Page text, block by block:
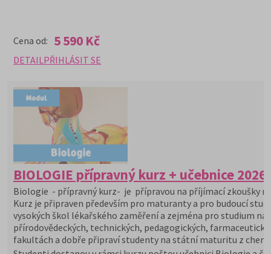
Cena od: 5 590 Kč
DETAILPŘIHLÁSIT SE
BIOLOGIE přípravný kurz + učebnice
Biologie - přípravný kurz- je přípravou na příjímací zkoušky na
Kurz je připraven především pro maturanty a pro budoucí
vysokých škol lékařského zaměření a zejména pro studium na
přírodovědeckých, technických, pedagogických,
fakultách a dobře připraví studenty na státní maturitu z